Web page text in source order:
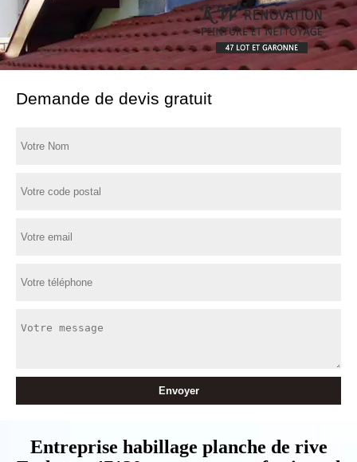
Demande de devis gratuit
Entreprise habillage planche de rive